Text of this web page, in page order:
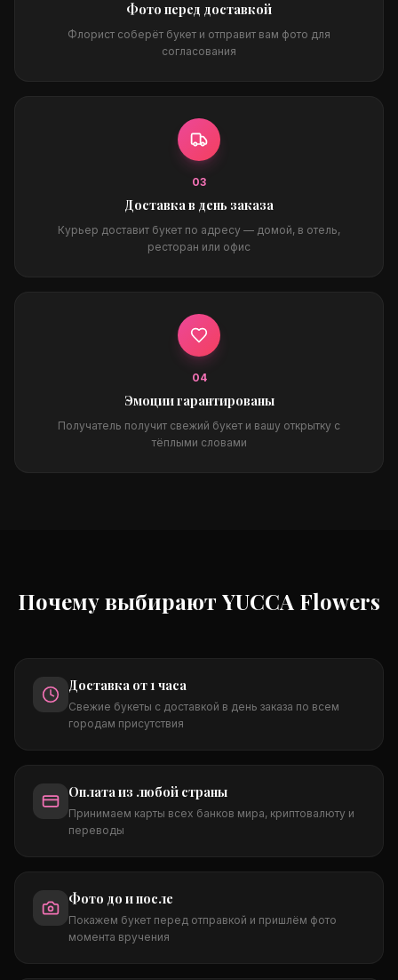
Фото перед доставкой
Флорист соберёт букет и отправит вам фото для
согласования
03
Доставка в день заказа
Курьер доставит букет по адресу — домой, в отель,
ресторан или офис
04
Эмоции гарантированы
Получатель получит свежий букет и вашу открытку с
тёплыми словами
Почему выбирают YUCCA Flowers
Доставка от 1 часа
Свежие букеты с доставкой в день заказа по всем
городам присутствия
Оплата из любой страны
Принимаем карты всех банков мира, криптовалюту и
переводы
Фото до и после
Покажем букет перед отправкой и пришлём фото
момента вручения